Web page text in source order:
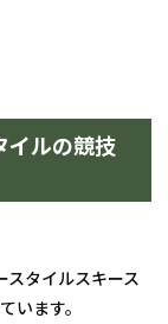
イルの競技
タイルスキース
います。